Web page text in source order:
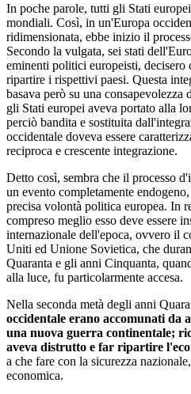
In poche parole, tutti gli Stati
mondiali. Così, in un'Europa
ridimensionata, ebbe inizio il
Secondo la vulgata, sei stati
eminenti politici europeisti,
ripartire i rispettivi paesi. Questa
basava però su una
gli Stati europei aveva portato alla
perciò bandita e sostituita
occidentale doveva essere
reciproca e crescente integrazione.
Detto così, sembra che il processo
un evento completamente
precisa volontà politica europea. In
compreso meglio esso deve essere
internazionale dell'epoca, ovvero il
Uniti ed Unione Sovietica, che
Quaranta e gli anni Cinquanta,
alla luce, fu particolarmente accesa.
Nella seconda metà degli anni
occidentale erano accomunati da
una nuova guerra continentale;
aveva distrutto e far ripartire
a che fare con la sicurezza
economica.